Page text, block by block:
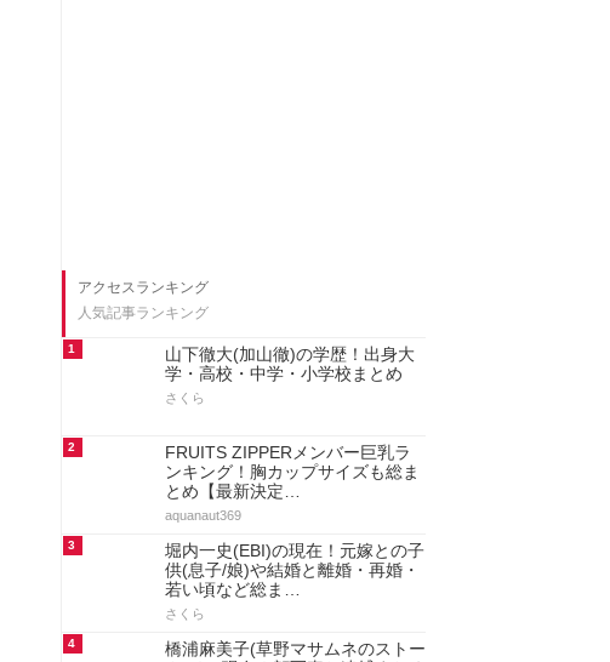
アクセスランキング
人気記事ランキング
1
山下徹大(加山徹)の学歴！出身大
学・高校・中学・小学校まとめ
さくら
2
FRUITS ZIPPERメンバー巨乳ラ
ンキング！胸カップサイズも総ま
とめ【最新決定…
aquanaut369
3
堀内一史(EBI)の現在！元嫁との子
供(息子/娘)や結婚と離婚・再婚・
若い頃など総ま…
さくら
4
橋浦麻美子(草野マサムネのストー